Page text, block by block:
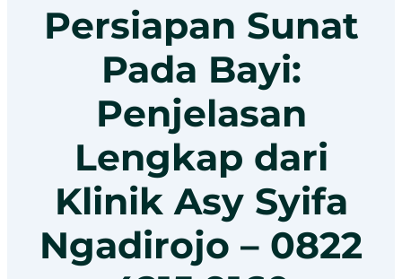
Persiapan Sunat
Pada Bayi:
Penjelasan
Lengkap dari
Klinik Asy Syifa
Ngadirojo – 0822